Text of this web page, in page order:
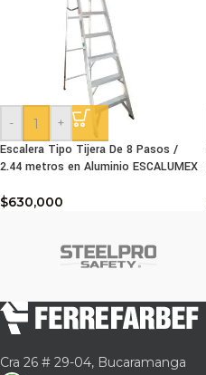
-
+
Escalera Tipo Tijera De 8 Pasos /
2.44 metros en Aluminio ESCALUMEX
$630,000
Cra 26 # 29-04, Bucaramanga